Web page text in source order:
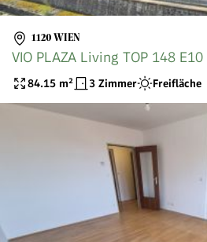
1120 WIEN
VIO PLAZA Living TOP 148 E10
84.15 m² 3 Zimmer Freifläche